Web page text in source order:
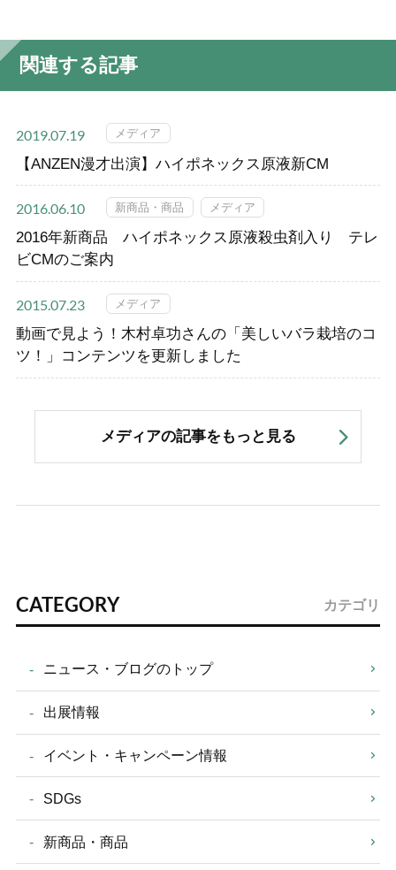
関連する記事
2019.07.19 メディア
【ANZEN漫才出演】ハイポネックス原液新CM
2016.06.10 新商品・商品 メディア
2016年新商品 ハイポネックス原液殺虫剤入り テレ
ビCMのご案内
2015.07.23 メディア
動画で見よう！木村卓功さんの「美しいバラ栽培のコ
ツ！」コンテンツを更新しました
メディアの記事をもっと見る
CATEGORY カテゴリ
ニュース・ブログのトップ
出展情報
イベント・キャンペーン情報
SDGs
新商品・商品